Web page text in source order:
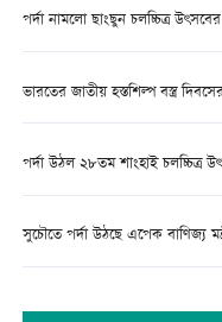
পর্দা নামলো ছাংছুন চলচ্চিত্র উৎসবের
ভারতের জাতীয় হস্তশিল্প বস্ত্র
পর্দা উঠল ২৮তম শাংহাই চলচ্চিত্র
সুচৌতে পর্দা উঠছে এপেক বাণিজ্য